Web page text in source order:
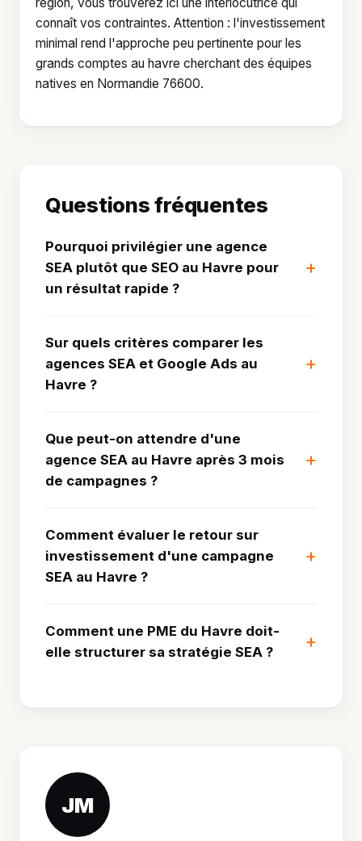
région, vous trouverez ici une interlocutrice qui
connaît vos contraintes. Attention : l'investissement
minimal rend l'approche peu pertinente pour les
grands comptes au havre cherchant des équipes
natives en Normandie 76600.
Questions fréquentes
Pourquoi privilégier une agence
SEA plutôt que SEO au Havre pour
un résultat rapide ?
Sur quels critères comparer les
agences SEA et Google Ads au
Havre ?
Que peut-on attendre d'une
agence SEA au Havre après 3 mois
de campagnes ?
Comment évaluer le retour sur
investissement d'une campagne
SEA au Havre ?
Comment une PME du Havre doit-
elle structurer sa stratégie SEA ?
JM